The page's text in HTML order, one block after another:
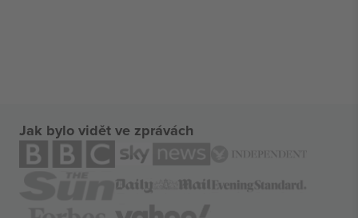
Jak bylo vidět ve zprávách